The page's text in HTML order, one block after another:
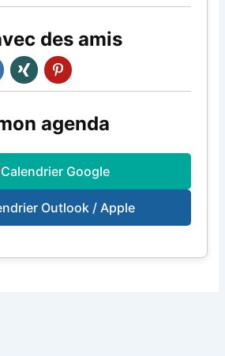
des amis
agenda
Calendrier Google
Outlook / Apple